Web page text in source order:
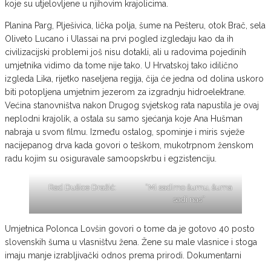
koje su utjelovljene u njihovim krajolicima.
Planina Parg, Plješivica, lička polja, šume na Pešteru, otok Brač, sela
Oliveto Lucano i Ulassai na prvi pogled izgledaju kao da ih
civilizacijski problemi još nisu dotakli, ali u radovima pojedinih
umjetnika vidimo da tome nije tako. U Hrvatskoj tako idilično
izgleda Lika, rijetko naseljena regija, čija će jedna od dolina uskoro
biti potopljena umjetnim jezerom za izgradnju hidroelektrane.
Većina stanovništva nakon Drugog svjetskog rata napustila je ovaj
neplodni krajolik, a ostala su samo sjećanja koje Ana Hušman
nabraja u svom filmu. Između ostalog, spominje i miris svježe
nacijepanog drva kada govori o teškom, mukotrpnom ženskom
radu kojim su osiguravale samoopskrbu i egzistenciju.
Rad Dušice Dražić:
“Mi sadimo šumu, šuma
sadi nas”
Umjetnica Polonca Lovšin govori o tome da je gotovo 40 posto
slovenskih šuma u vlasništvu žena. Žene su male vlasnice i stoga
imaju manje izrabljivački odnos prema prirodi. Dokumentarni